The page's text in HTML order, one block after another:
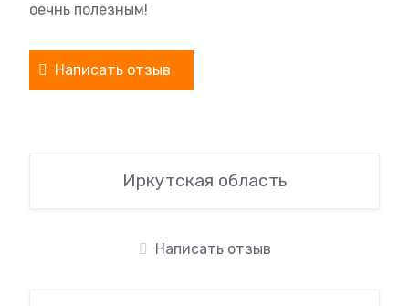
оечнь полезным!
Написать отзыв
Иркутская область
Написать отзыв